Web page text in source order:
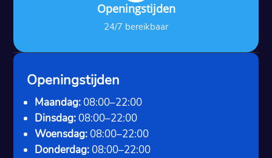
Openingstijden
24/7 bereikbaar
Openingstijden
Maandag: 08:00–22:00
Dinsdag: 08:00–22:00
Woensdag: 08:00–22:00
Donderdag: 08:00–22:00